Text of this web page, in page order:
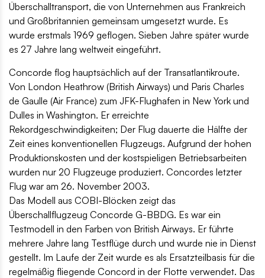
Überschalltransport, die von Unternehmen aus Frankreich
und Großbritannien gemeinsam umgesetzt wurde. Es
wurde erstmals 1969 geflogen. Sieben Jahre später wurde
es 27 Jahre lang weltweit eingeführt.
Concorde flog hauptsächlich auf der Transatlantikroute.
Von London Heathrow (British Airways) und Paris Charles
de Gaulle (Air France) zum JFK-Flughafen in New York und
Dulles in Washington. Er erreichte
Rekordgeschwindigkeiten; Der Flug dauerte die Hälfte der
Zeit eines konventionellen Flugzeugs. Aufgrund der hohen
Produktionskosten und der kostspieligen Betriebsarbeiten
wurden nur 20 Flugzeuge produziert. Concordes letzter
Flug war am 26. November 2003.
Das Modell aus COBI-Blöcken zeigt das
Überschallflugzeug Concorde G-BBDG. Es war ein
Testmodell in den Farben von British Airways. Er führte
mehrere Jahre lang Testflüge durch und wurde nie in Dienst
gestellt. Im Laufe der Zeit wurde es als Ersatzteilbasis für die
regelmäßig fliegende Concord in der Flotte verwendet. Das